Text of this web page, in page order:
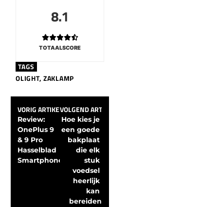
8.1
TOTAALSCORE
TAGS
OLIGHT, ZAKLAMP
VORIG ARTIKEL
Review:
OnePlus 9
& 9 Pro
Hasselblad
Smartphones
VOLGEND ARTIKEL
Hoe kies je
een goede
bakplaat
die elk
stuk
voedsel
heerlijk
kan
bereiden